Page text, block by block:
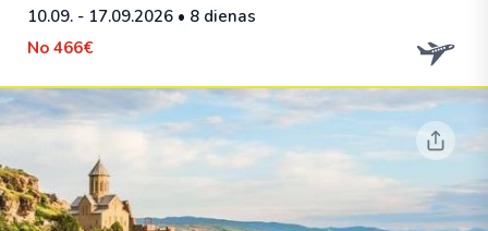
10.09. - 17.09.2026 • 8 dienas
No 466€